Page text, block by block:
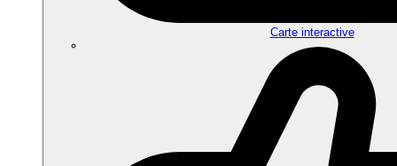
Carte interactive